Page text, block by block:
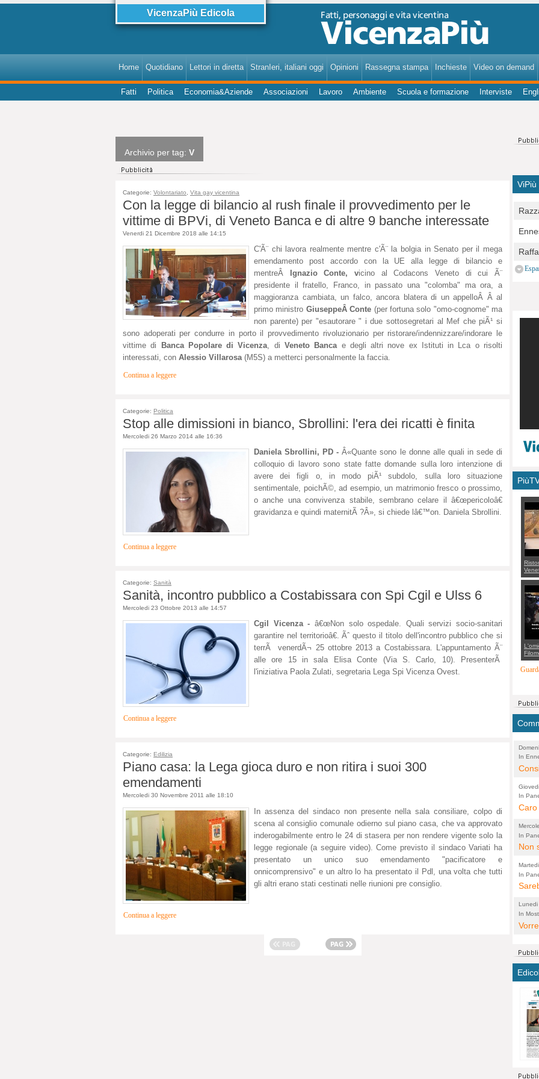
VicenzaPiù Edicola
Home Quotidiano Lettori in diretta StranIeri, italiani oggi Opinioni Rassegna stampa Inchieste Video on demand
Fatti Politica Economia&Aziende Associazioni Lavoro Ambiente Scuola e formazione Interviste
Archivio per tag: V
Categorie: Volontariato Vita gay vicentina
Con la legge di bilancio al rush finale il provvedimento per le
vittime di BPVi, di Veneto Banca e di altre 9 banche interessate
Venerdi 21 Dicembre 2018 alle 14:15
C'Ã¨ chi lavora realmente mentre c'Ã¨ la bolgia in Senato per il mega
emendamento post accordo con la UE alla legge di bilancio e
mentreÂ
Ignazio Conte, vicino al Codacons Veneto di cui Ã¨
presidente il fratello, Franco, in passato una "colomba" ma ora, a
maggioranza cambiata, un falco, ancora blatera di un appelloÂ Â al
primo ministro GiuseppeÂ Conte (per fortuna solo "omo-cognome" ma
non parente) per "esautorare " i due sottosegretari al Mef che piÃ¹ si
sono adoperati per condurre in porto il provvedimento rivoluzionario per ristorare/indennizzare/indorare le
vittime di
Banca Popolare di Vicenza, di Veneto Bancae degli altri nove ex Istituti in Lca o risolti
interessati, con Alessio Villarosa(M5S) a metterci personalmente la faccia.
Continua a leggere
Categorie: Politica
Stop alle dimissioni in bianco, Sbrollini: l'era dei ricatti è finita
Mercoledi 26 Marzo 2014 alle 16:36
Daniela Sbrollini, PD - Â«Quante sono le donne alle quali in sede di
colloquio di lavoro sono state fatte domande sulla loro intenzione di
avere dei figli o, in modo piÃ¹ subdolo, sulla loro situazione
sentimentale, poichÃ©, ad esempio, un matrimonio fresco o prossimo,
o anche una convivenza stabile, sembrano celare il â€œpericoloâ€
gravidanza e quindi maternitÃ ?Â», si chiede lâ€™on. Daniela Sbrollini.
Continua a leggere
Categorie: Sanità
Sanità, incontro pubblico a Costabissara con Spi Cgil e Ulss 6
Mercoledi 23 Ottobre 2013 alle 14:57
Cgil Vicenza - â€œNon solo ospedale. Quali servizi socio-sanitari
garantire nel territorioâ€. Ãˆ questo il titolo dell'incontro pubblico che si
terrÃ venerdÃ¬ 25 ottobre 2013 a Costabissara. L'appuntamento Ã¨
alle ore 15 in sala Elisa Conte (Via S. Carlo, 10). PresenterÃ
l'iniziativa Paola Zulati, segretaria Lega Spi Vicenza Ovest.
Continua a leggere
Categorie: Edilizia
Piano casa: la Lega gioca duro e non ritira i suoi 300
emendamenti
Mercoledi 30 Novembre 2011 alle 18:10
In assenza del sindaco non presente nella sala consiliare, colpo di
scena al consiglio comunale odierno sul piano casa, che va approvato
inderogabilmente entro le 24 di stasera per non rendere vigente solo la
legge regionale (a seguire video). Come previsto il sindaco Variati ha
presentato un unico suo emendamento "pacificatore e
onnicomprensivo" e un altro lo ha presentato il Pdl, una volta che tutti
gli altri erano stati cestinati nelle riunioni pre consiglio.
Continua a leggere
ViPiù
per
E
con
In
per
che
qui
PER
In
Caro
sono
(non
dal
Ora
la
ma
In
Non
la
a
In
città,
In
di
e
alta